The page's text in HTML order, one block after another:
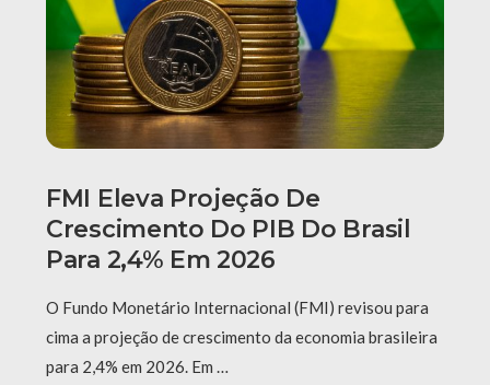
FMI Eleva Projeção De
Crescimento Do PIB Do Brasil
Para 2,4% Em 2026
O Fundo Monetário Internacional (FMI) revisou para
cima a projeção de crescimento da economia brasileira
para 2,4% em 2026. Em …